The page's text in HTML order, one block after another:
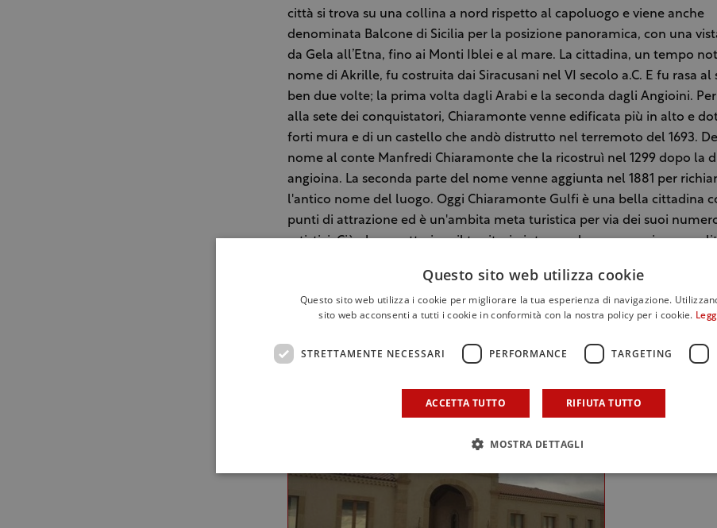
città si trova su una collina a nord rispetto al capoluogo e viene anche
denominata Balcone di Sicilia per la posizione panoramica, con una
da Gela all’Etna, fino ai Monti Iblei e al mare. La cittadina, un tempo
nome di Akrille, fu costruita dai Siracusani nel VI secolo a.C. E fu rasa al
ben due volte; la prima volta dagli Arabi e la seconda dagli Angioini.
alla sete dei conquistatori, Chiaramonte venne edificata più in alto e
forti mura e di un castello che andò distrutto nel terremoto del 1693.
nome al conte Manfredi Chiaramonte che la ricostruì nel 1299 dopo la
angioina. La seconda parte del nome venne aggiunta nel 1881 per
l'antico nome del luogo. Oggi Chiaramonte Gulfi è una bella cittadina
punti di attrazione ed è un'ambita meta turistica per via dei suoi
artistici. Ciò che caratterizza il territorio intorno al paese, grazioso e
appezzamenti di terra coltivati, vigneti e uliveti soprattutto.
Vi consigliamo una visita enoturistica, indicandovi le tappe da non
convenzionate con la Wine Pass della Strada del vino Cerasuolo di
alla quale poter approfittare di esclusivi vantaggi e sconti.
Questo sito web utilizza cookie
Questo sito web utilizza i cookie per migliorare la tua esperienza di navigazione.
sito web acconsenti a tutti i cookie in conformità con la nostra policy per i cookie.
STRETTAMENTE NECESSARI PERFORMANCE TARGETING
ACCETTA TUTTO RIFIUTA TUTTO
MOSTRA DETTAGLI